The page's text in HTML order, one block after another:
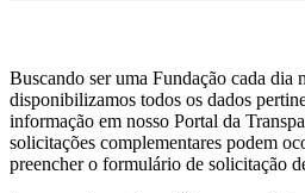
MAIS
Buscando ser uma Fundação cada dia
disponibilizamos todos os dados
informação em nosso Portal da
solicitações complementares podem
preencher o formulário de solicitação